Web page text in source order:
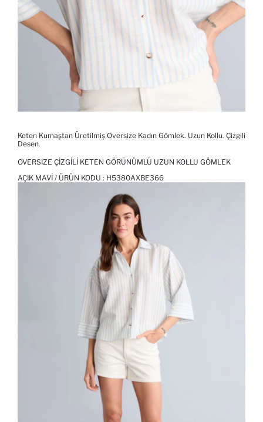
Keten Kumaştan Üretilmiş Oversize Kadın Gömlek. Uzun Kollu. Çizgili
Desen.
OVERSIZE ÇIZGILI KETEN GÖRÜNÜMLÜ UZUN KOLLU GÖMLEK
AÇIK MAVI / ÜRÜN KODU : H5380AXBE366